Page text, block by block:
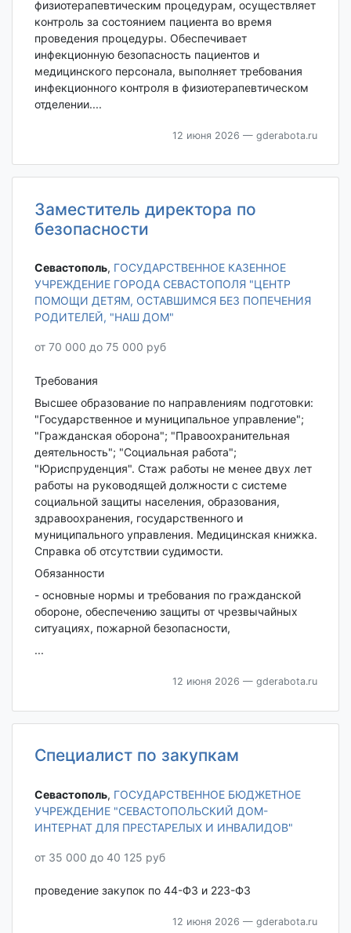
физиотерапевтическим процедурам, осуществляет
контроль за состоянием пациента во время
проведения процедуры. Обеспечивает
инфекционную безопасность пациентов и
медицинского персонала, выполняет требования
инфекционного контроля в физиотерапевтическом
отделении....
12 июня 2026 — gderabota.ru
Заместитель директора по
безопасности
Севастополь‎, ГОСУДАРСТВЕННОЕ КАЗЕННОЕ
УЧРЕЖДЕНИЕ ГОРОДА СЕВАСТОПОЛЯ "ЦЕНТР
ПОМОЩИ ДЕТЯМ, ОСТАВШИМСЯ БЕЗ ПОПЕЧЕНИЯ
РОДИТЕЛЕЙ, "НАШ ДОМ"
от 70 000 до 75 000 руб
Требования
Высшее образование по направлениям подготовки:
"Государственное и муниципальное управление";
"Гражданская оборона"; "Правоохранительная
деятельность"; "Социальная работа";
"Юриспруденция". Стаж работы не менее двух лет
работы на руководящей должности с системе
социальной защиты населения, образования,
здравоохранения, государственного и
муниципального управления. Медицинская книжка.
Справка об отсутствии судимости.
Обязанности
- основные нормы и требования по гражданской
обороне, обеспечению защиты от чрезвычайных
ситуациях, пожарной безопасности,
...
12 июня 2026 — gderabota.ru
Специалист по закупкам
Севастополь‎, ГОСУДАРСТВЕННОЕ БЮДЖЕТНОЕ
УЧРЕЖДЕНИЕ "СЕВАСТОПОЛЬСКИЙ ДОМ-
ИНТЕРНАТ ДЛЯ ПРЕСТАРЕЛЫХ И ИНВАЛИДОВ"
от 35 000 до 40 125 руб
проведение закупок по 44-ФЗ и 223-ФЗ
12 июня 2026 — gderabota.ru